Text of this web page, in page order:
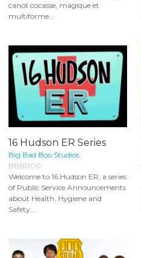
canot cocasse, magique et
multiforme...
16 Hudson ER Series
Big Bad Boo Studios
BBB000
Welcome to 16 Hudson ER, a series
of Public Service Announcements
about Health, Hygiene and
Safety...